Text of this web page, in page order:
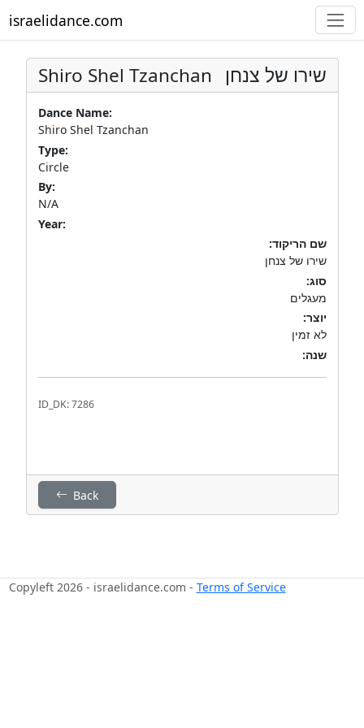
israelidance.com
Shiro Shel Tzanchan שירו של צנחן
Dance Name:
Shiro Shel Tzanchan
Type:
Circle
By:
N/A
Year:
שם הריקוד:
שירו של צנחן
סוג:
מעגלים
יוצר:
לא זמין
שנה:
ID_DK: 7286
Back
Copyleft 2026 - israelidance.com - Terms of Service